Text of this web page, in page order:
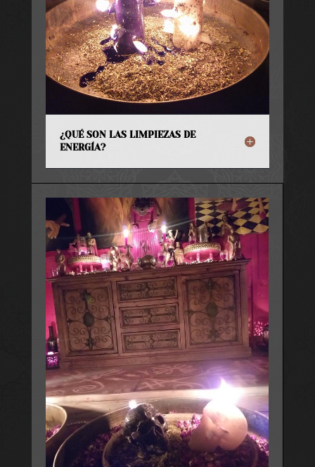
¿QUÉ SON LAS LIMPIEZAS DE
ENERGÍA?